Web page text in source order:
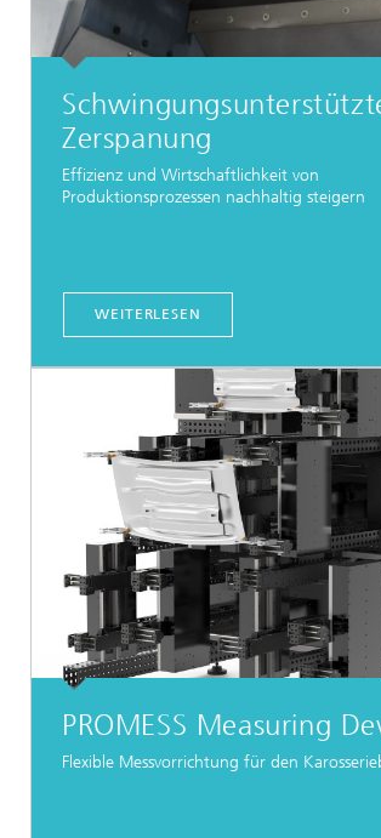
Zerspanung
Effizienz und Wirtschaftlichkeit von
Produktionsprozessen nachhaltig steigern
WEITERLESEN
PROMESS Measuring
Flexible Messvorrichtung für den